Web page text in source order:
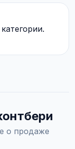
о продаже